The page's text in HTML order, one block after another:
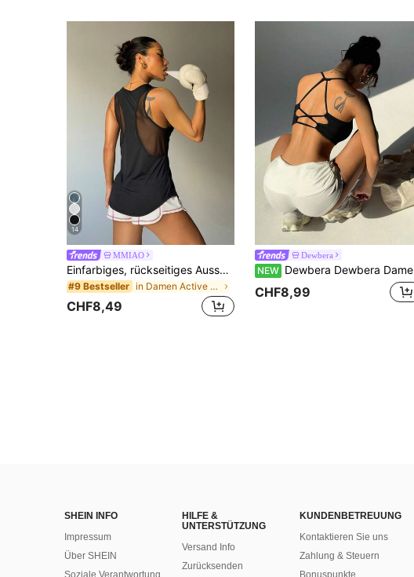
14
MMIAO
Einfarbiges, rückseitiges Ausschnitt-Sporttop, Fitness-Weste, Gaming-Outfit
#9 Bestseller in Damen Active Oberteile
CHF8,49
Dewbera
NEW Dewbera Dewbera Damen einfarbiger nahtloser Sport-BH
CHF8,99
SHEIN INFO
Impressum
Über SHEIN
Soziale Verantwortung
HILFE &
UNTERSTÜTZUNG
Versand Info
Zurücksenden
KUNDENBETREUUNG
Kontaktieren Sie uns
Zahlung & Steuern
Bonuspunkte